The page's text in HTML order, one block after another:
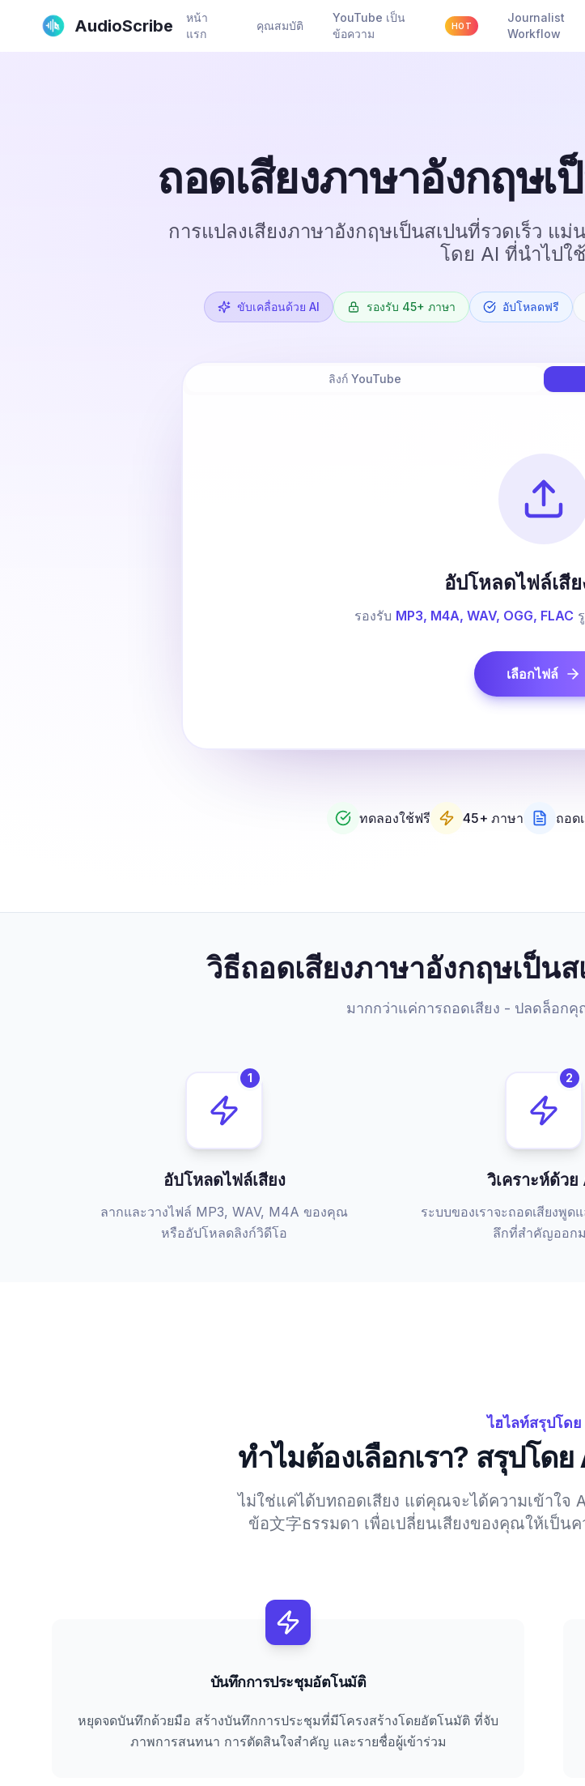
AudioScribe
หน้า
แรก
คุณสมบัติ
YouTube เป็น
ข้อความ
HOT
Journalist
Workflow
ถอดเสียงภาษาอังกฤษ
การแปลงเสียงภาษาอังกฤษเป็นสเปนที่รวดเร็ว แ
โดย AI ที่นำไปใ
ขับเคลื่อนด้วย AI รองรับ 45+ ภาษา อัปโหลดฟรี
ลิงก์ YouTube
อัปโหลดไฟล์เสี
รองรับ MP3, M4A, WAV, OGG, FLAC
เลือกไฟล์
ทดลองใช้ฟรี 45+ ภาษา ถอด
วิธีถอดเสียงภาษาอังกฤษเป็น
มากกว่าแค่การถอดเสียง - ปลดล็อก
1
อัปโหลดไฟล์เสียง
ลากและวางไฟล์ MP3, WAV, M4A ของคุณ
หรืออัปโหลดลิงก์วิดีโอ
2
วิเคราะห์ด้วย
ระบบของเราจะถอดเสียงพูด
ลึกที่สำคัญออก
ไฮไลท์สรุปโดย
ทำไมต้องเลือกเรา? สรุปโด
ไม่ใช่แค่ได้บทถอดเสียง แต่คุณจะได้ความเข้าใจ
ข้อ文字ธรรมดา เพื่อเปลี่ยนเสียงของคุณให้เป็น
บันทึกการประชุมอัตโนมัติ
หยุดจดบันทึกด้วยมือ สร้างบันทึกการประชุมที่มีโครงสร้างโดยอัตโนมัติ ที่จับ
ภาพการสนทนา การตัดสินใจสำคัญ และรายชื่อผู้เข้าร่วม